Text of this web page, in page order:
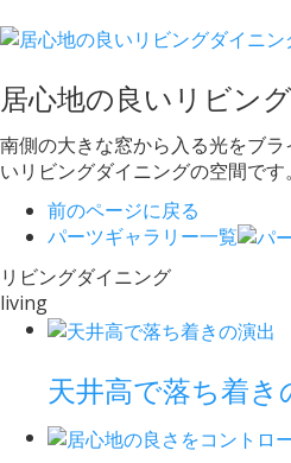
居心地の良いリビン
南側の大きな窓から入る光をブ
いリビングダイニングの空間です。
前のページに戻る
パーツギャラリー一覧
リビングダイニング
living
天井高で落ち着き